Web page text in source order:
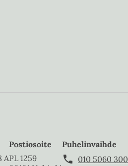
A
Postiosoite
PL 1259
Puhelinvaihde
010 5060 300